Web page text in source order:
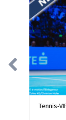
Tennis-